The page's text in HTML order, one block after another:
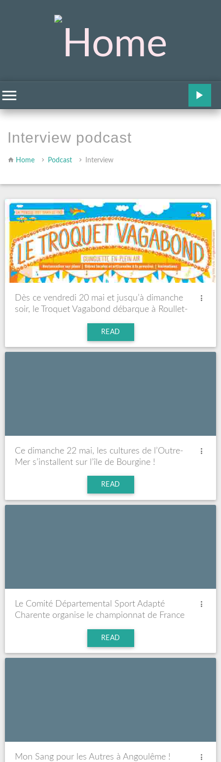
Interview podcast
Home Podcast Interview
Dès ce vendredi 20 mai et jusqu’à dimanche
soir, le Troquet Vagabond débarque à Roullet-
READ
Ce dimanche 22 mai, les cultures de l’Outre-
Mer s’installent sur l’île de Bourgine !
READ
Le Comité Départemental Sport Adapté
Charente organise le championnat de France
boulodrome de St YrieixREAD
Mon Sang pour les Autres à Angoulême !